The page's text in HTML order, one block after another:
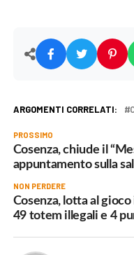
ARGOMENTI CORRELATI:
PROSSIMO
Cosenza, chiude il
appuntamento sulla
NON PERDERE
Cosenza, lotta al
49 totem illegali e 4